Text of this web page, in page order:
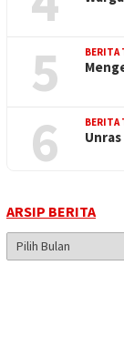
5 BERITA
6 BERITA
ARSIP BERITA
Arsip
Berita